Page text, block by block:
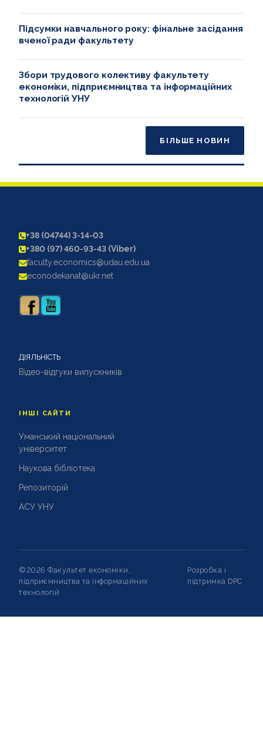
Підсумки навчального року: фінальне засідання
вченої ради факультету
Збори трудового колективу факультету
економіки, підприємництва та інформаційних
технологій УНУ
БІЛЬШЕ НОВИН
+38 (04744) 3-14-03
+380 (97) 460-93-43 (Viber)
faculty.economics@udau.edu.ua
econodekanat@ukr.net
ДІЯЛЬНІСТЬ
Відео-відгуки випускників
ІНШІ САЙТИ
Уманський національний
університет
Наукова бібліотека
Репозиторій
АСУ УНУ
©2026 Факультет економіки,
підприємництва та інформаційних
технологій
Розробка і
підтримка DPC